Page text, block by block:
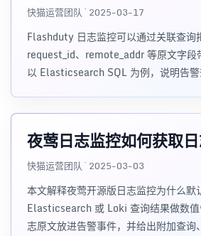
快猫运营团队 · 2025-03-17
Flashduty 日志监控可以通过关联查询
request_id、remote_addr 等原文字段
以 Elasticsearch SQL 为例，说明告
夜莺日志监控如何获取
快猫运营团队 · 2025-03-03
本文解释夜莺开源版日志监控为什么默
Elasticsearch 或 Loki 查询结果做数
志原文放进告警事件，并给出附加查